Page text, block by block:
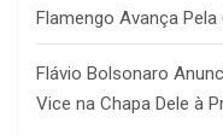
Flamengo Avança
Flávio Bolsonaro
Vice na Chapa Dele à